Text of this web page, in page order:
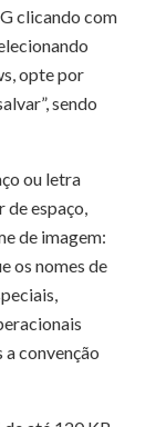
clicando com
opte por
sendo
ou letra
de espaço,
de imagem:
os nomes de
convenção